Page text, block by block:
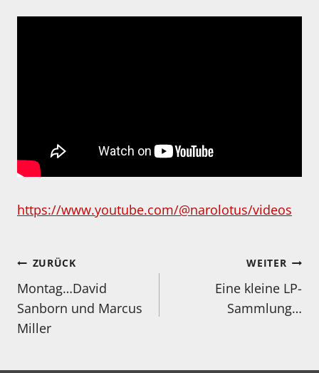
https://www.youtube.com/@narolotus/videos
Beitragsnavigation
ZURÜCK
Montag…David
Sanborn und Marcus
Miller
WEITER
Eine kleine LP-
Sammlung…